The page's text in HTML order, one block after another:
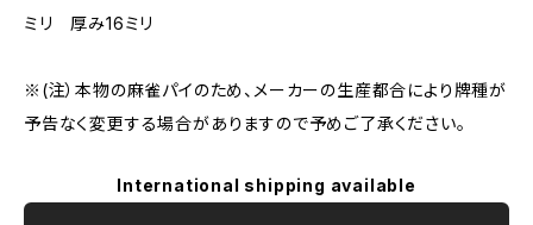
ミリ 厚み16ミリ
※(注）本物の麻雀パイのため、メーカーの生産都合により牌種が
予告なく変更する場合がありますので予めご了承ください。
International shipping available